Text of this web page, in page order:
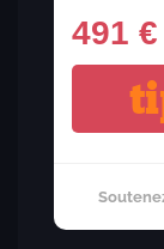
491 €